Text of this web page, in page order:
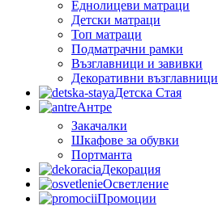
Еднолицеви матраци
Детски матраци
Топ матраци
Подматрачни рамки
Възглавници и завивки
Декоративни възглавници
Детска Стая
Антре
Закачалки
Шкафове за обувки
Портманта
Декорация
Осветление
Промоции